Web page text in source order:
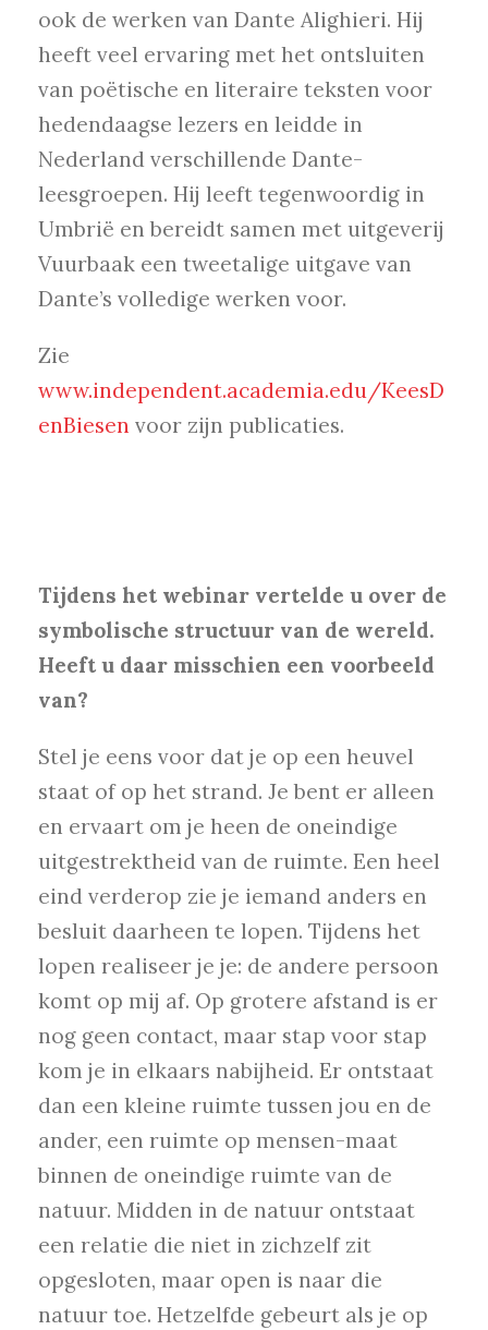
ook de werken van Dante Alighieri. Hij
heeft veel ervaring met het ontsluiten
van poëtische en literaire teksten voor
hedendaagse lezers en leidde in
Nederland verschillende Dante-
leesgroepen. Hij leeft tegenwoordig in
Umbrië en bereidt samen met uitgeverij
Vuurbaak een tweetalige uitgave van
Dante’s volledige werken voor.
Zie
www.independent.academia.edu/KeesD
enBiesen voor zijn publicaties.
Tijdens het webinar vertelde u over de
symbolische structuur van de wereld.
Heeft u daar misschien een voorbeeld
van?
Stel je eens voor dat je op een heuvel
staat of op het strand. Je bent er alleen
en ervaart om je heen de oneindige
uitgestrektheid van de ruimte. Een heel
eind verderop zie je iemand anders en
besluit daarheen te lopen. Tijdens het
lopen realiseer je je: de andere persoon
komt op mij af. Op grotere afstand is er
nog geen contact, maar stap voor stap
kom je in elkaars nabijheid. Er ontstaat
dan een kleine ruimte tussen jou en de
ander, een ruimte op mensen-maat
binnen de oneindige ruimte van de
natuur. Midden in de natuur ontstaat
een relatie die niet in zichzelf zit
opgesloten, maar open is naar die
natuur toe. Hetzelfde gebeurt als je op